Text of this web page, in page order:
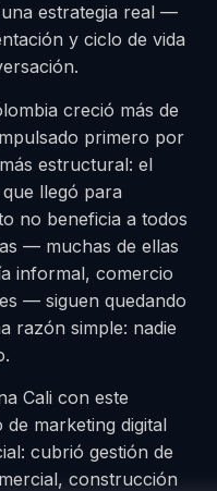
estrategia real —
y ciclo de vida
creció más de
primero por
estructural: el
llegó para
no beneficia a todos
— muchas de ellas
informal, comercio
— siguen quedando
razón simple: nadie
Cali con este
marketing digital
cubrió gestión de
construcción